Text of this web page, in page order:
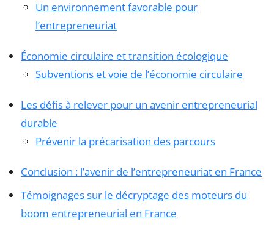
Un environnement favorable pour
l’entrepreneuriat
Économie circulaire et transition écologique
Subventions et voie de l’économie circulaire
Les défis à relever pour un avenir entrepreneurial
durable
Prévenir la précarisation des parcours
Conclusion : l’avenir de l’entrepreneuriat en France
Témoignages sur le décryptage des moteurs du
boom entrepreneurial en France